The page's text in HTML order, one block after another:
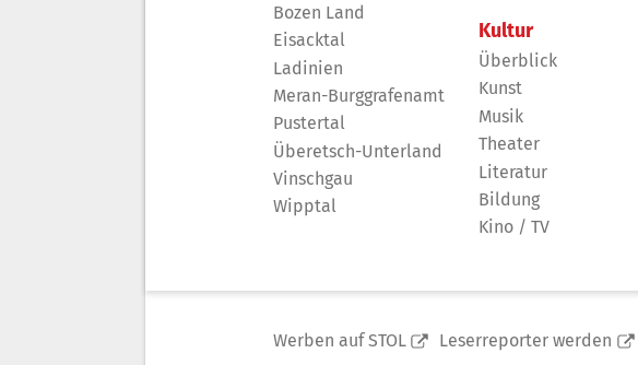
Bozen Land
Eisacktal
Ladinien
Meran-Burggrafenamt
Pustertal
Überetsch-Unterland
Vinschgau
Wipptal
Kultur
Überblick
Kunst
Musik
Theater
Literatur
Bildung
Kino / TV
Werben auf STOL Leserreporter werden